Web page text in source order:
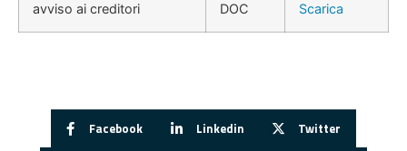
avviso ai creditori DOC Scarica
Facebook Linkedin Twitter